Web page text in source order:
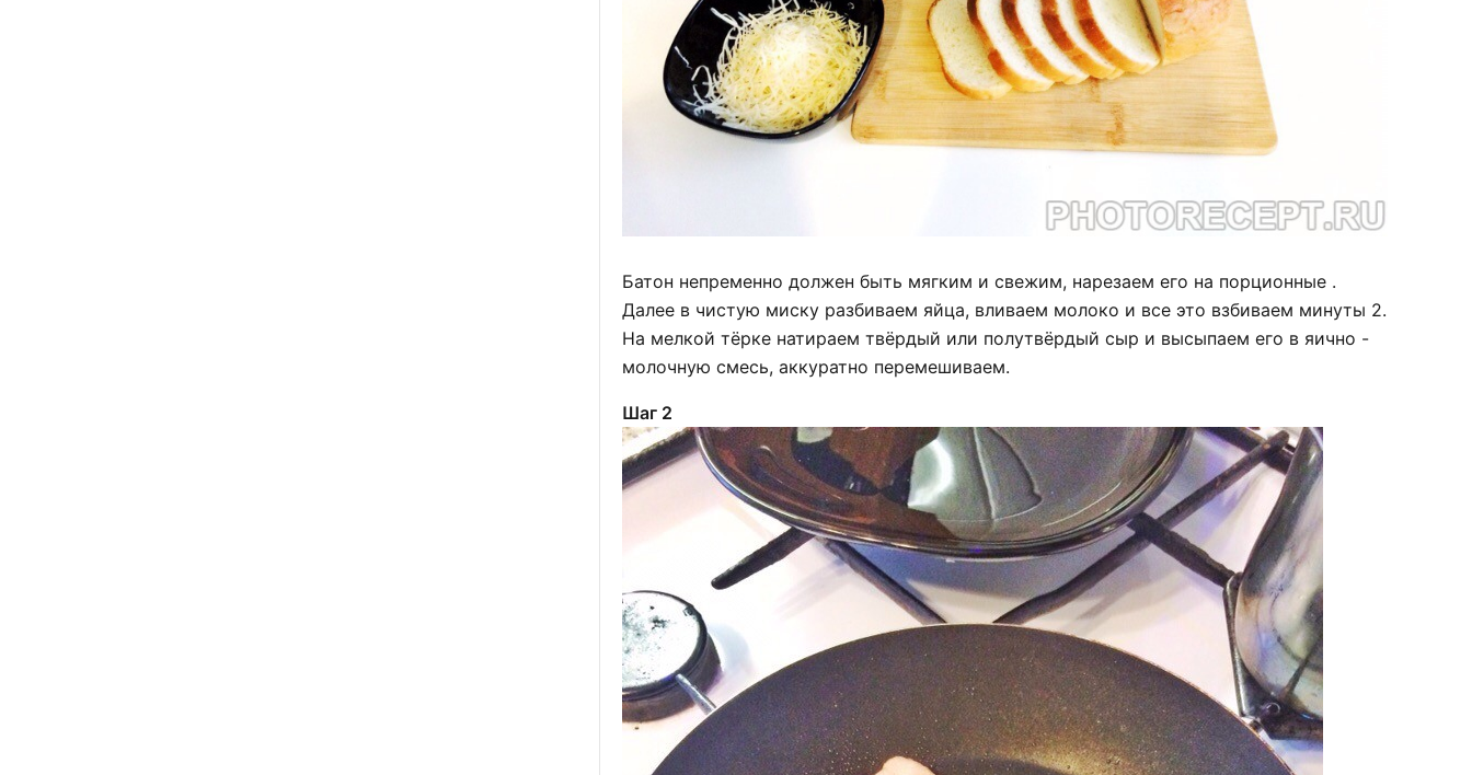
Батон непременно должен быть мягким и свежим, нарезаем его на порционные .
Далее в чистую миску разбиваем яйца, вливаем молоко и все это взбиваем минуты 2.
На мелкой тёрке натираем твёрдый или полутвёрдый сыр и высыпаем его в яично -
молочную смесь, аккуратно перемешиваем.
Шаг 2